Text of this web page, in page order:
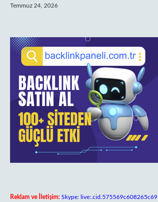
Temmuz 24, 2026
Reklam ve İletişim: Skype: live:.cid.575569c608265c69